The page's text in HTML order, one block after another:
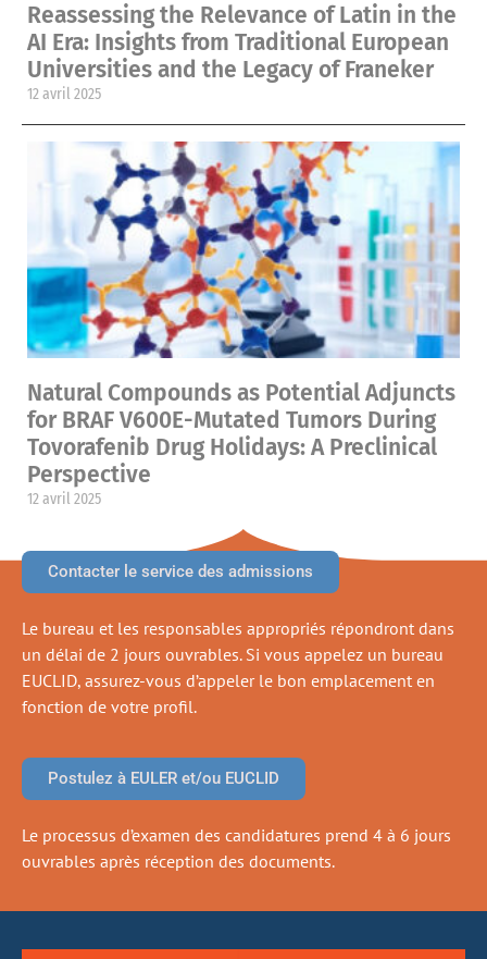
Reassessing the Relevance of Latin in the
AI Era: Insights from Traditional European
Universities and the Legacy of Franeker
12 avril 2025
Natural Compounds as Potential Adjuncts
for BRAF V600E-Mutated Tumors During
Tovorafenib Drug Holidays: A Preclinical
Perspective
12 avril 2025
Contacter le service des admissions
Le bureau et les responsables appropriés répondront dans
un délai de 2 jours ouvrables. Si vous appelez un bureau
EUCLID, assurez-vous d’appeler le bon emplacement en
fonction de votre profil.
Postulez à EULER et/ou EUCLID
Le processus d’examen des candidatures prend 4 à 6 jours
ouvrables après réception des documents.